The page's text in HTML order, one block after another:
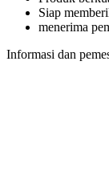
Siap
menerima
Informasi dan